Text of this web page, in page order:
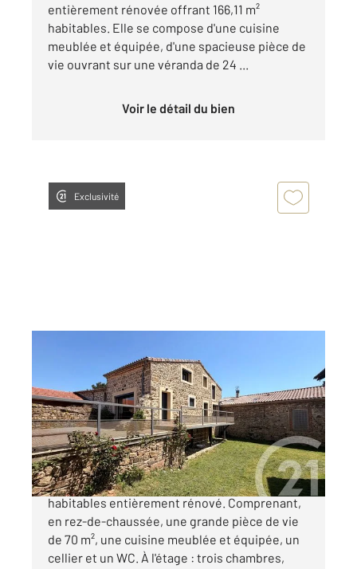
entièrement rénovée offrant 166,11 m²
habitables. Elle se compose d'une cuisine
meublée et équipée, d'une spacieuse pièce de
vie ouvrant sur une véranda de 24 ...
Voir le détail du bien
Exclusivité
, 4 pièces
Ref : 4453
Maison à vendre
299 000 €
ARDOIX Ancien corps de ferme de 145 m²
habitables entièrement rénové. Comprenant,
en rez-de-chaussée, une grande pièce de vie
de 70 m², une cuisine meublée et équipée, un
cellier et un WC. À l'étage : trois chambres,